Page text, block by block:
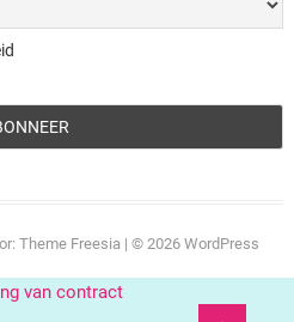
Theme Freesia | © 2026 WordPress
van contract